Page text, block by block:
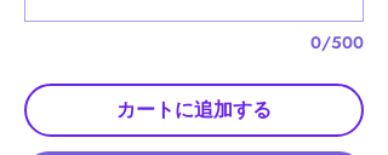
0/500
カートに追加する